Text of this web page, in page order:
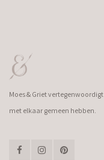
Moes & Griet
met elkaar gemeen hebben.